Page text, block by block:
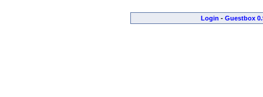
Login - Guestbox